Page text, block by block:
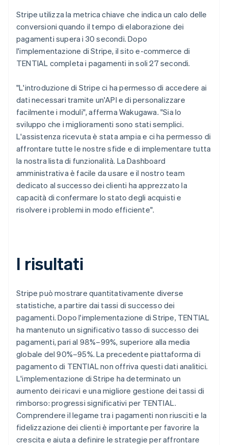
Stripe utilizza la metrica chiave che indica un calo delle
conversioni quando il tempo di elaborazione dei
pagamenti supera i 30 secondi. Dopo
l'implementazione di Stripe, il sito e-commerce di
TENTIAL completa i pagamenti in soli 27 secondi.
"L'introduzione di Stripe ci ha permesso di accedere ai
dati necessari tramite un'API e di personalizzare
facilmente i moduli", afferma Wakugawa. "Sia lo
sviluppo che i miglioramenti sono stati semplici.
L'assistenza ricevuta è stata ampia e ci ha permesso di
affrontare tutte le nostre sfide e di implementare tutta
la nostra lista di funzionalità. La Dashboard
amministrativa è facile da usare e il nostro team
dedicato al successo dei clienti ha apprezzato la
capacità di confermare lo stato degli acquisti e
risolvere i problemi in modo efficiente".
I risultati
Stripe può mostrare quantitativamente diverse
statistiche, a partire dai tassi di successo dei
pagamenti. Dopo l'implementazione di Stripe, TENTIAL
ha mantenuto un significativo tasso di successo dei
pagamenti, pari al 98%–99%, superiore alla media
globale del 90%–95%. La precedente piattaforma di
pagamento di TENTIAL non offriva questi dati analitici.
L'implementazione di Stripe ha determinato un
aumento dei ricavi e una migliore gestione dei tassi di
rimborso: progressi significativi per TENTIAL.
Comprendere il legame tra i pagamenti non riusciti e la
fidelizzazione dei clienti è importante per favorire la
crescita e aiuta a definire le strategie per affrontare